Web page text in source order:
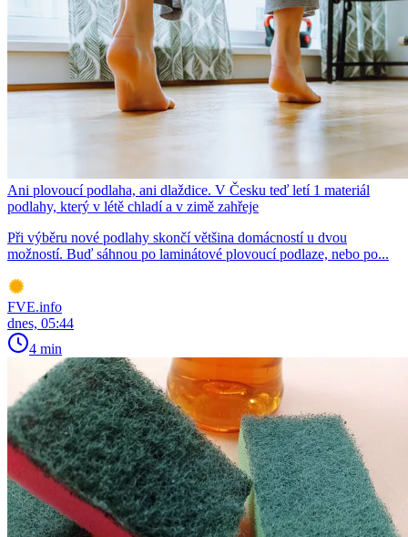
Ani plovoucí podlaha, ani dlaždice. V Česku teď letí 1 materiál
podlahy, který v létě chladí a v zimě zahřeje
Při výběru nové podlahy skončí většina domácností u dvou
možností. Buď sáhnou po laminátové plovoucí podlaze, nebo po...
FVE.info
dnes, 05:44
4 min